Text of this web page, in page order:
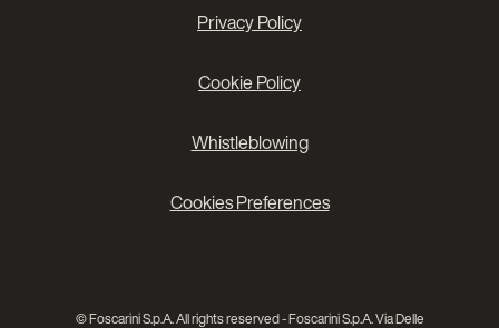
Privacy Policy
Cookie Policy
Whistleblowing
Cookies Preferences
© Foscarini S.p.A. All rights reserved - Foscarini S.p.A. Via Delle